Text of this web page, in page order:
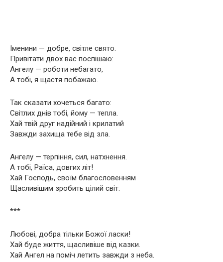
Іменини — добре, світле свято.
Привітати двох вас поспішаю:
Ангелу — роботи небагато,
А тобі, я щастя побажаю.
Так сказати хочеться багато:
Світлих днів тобі, йому — тепла.
Хай твій друг надійний і крилатий
Завжди захища тебе від зла.
Ангелу — терпіння, сил, натхнення.
А тобі, Раїса, довгих літ!
Хай Господь, своїм благословенням
Щасливішим зробить цілий світ.
***
Любові, добра тільки Божої ласки!
Хай буде життя, щасливіше від казки.
Хай Ангел на поміч летить завжди з неба.